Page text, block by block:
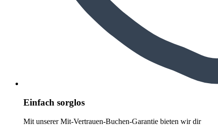
Einfach sorglos
Mit unserer Mit-Vertrauen-Buchen-Garantie bieten wir dir